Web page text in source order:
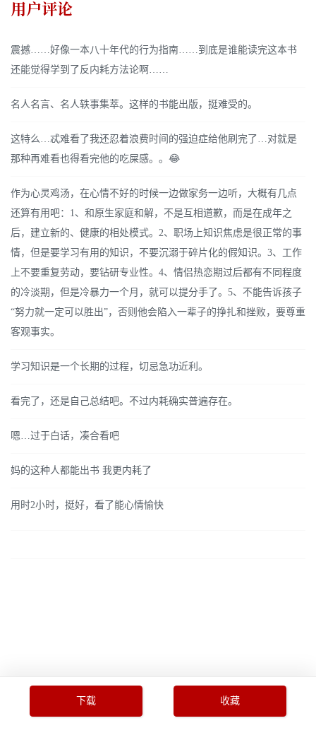
用户评论
震撼……好像一本八十年代的行为指南……到底是谁能读完这本书
还能觉得学到了反内耗方法论啊……
名人名言、名人轶事集萃。这样的书能出版，挺难受的。
这特么…忒难看了我还忍着浪费时间的强迫症给他刷完了…对就是
那种再难看也得看完他的吃屎感。。😂
作为心灵鸡汤，在心情不好的时候一边做家务一边听，大概有几点
还算有用吧：1、和原生家庭和解，不是互相道歉，而是在成年之
后，建立新的、健康的相处模式。2、职场上知识焦虑是很正常的事
情，但是要学习有用的知识，不要沉溺于碎片化的假知识。3、工作
上不要重复劳动，要钻研专业性。4、情侣热恋期过后都有不同程度
的冷淡期，但是冷暴力一个月，就可以提分手了。5、不能告诉孩子
“努力就一定可以胜出”，否则他会陷入一辈子的挣扎和挫败，要尊重
客观事实。
学习知识是一个长期的过程，切忌急功近利。
看完了，还是自己总结吧。不过内耗确实普遍存在。
嗯…过于白话，凑合看吧
妈的这种人都能出书 我更内耗了
用时2小时，挺好，看了能心情愉快
下载 收藏